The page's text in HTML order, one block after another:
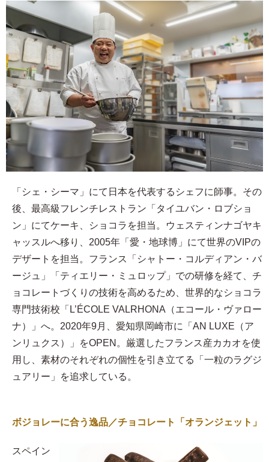
「シェ・シーマ」にて日本を代表するシェフに師事。その
後、最高級フレンチレストラン「タイユバン・ロブショ
ン」にてケーキ、ショコラを担当。ウェスティンナゴヤキ
ャッスルへ移り、2005年「愛・地球博」にて世界のVIPの
デザートを担当。フランス「シャトー・コルディアン・バ
ージュ」「ティエリー・ミュロップ」での研修を経て、チ
ョコレートづくりの技術を高めるため、世界的なショコラ
専門技術校「L’ÉCOLE VALRHONA（エコール・ヴァロー
ナ）」へ。2020年9月、愛知県岡崎市に「AN LUXE（ア
ンリュクス）」をOPEN。厳選したフランス産カカオを使
用し、素材のそれぞれの個性を引き立てる「一粒のラグジ
ュアリー」を追求している。
ボジョレーに合う逸品／チョコレート「オランジェット」
スペイン